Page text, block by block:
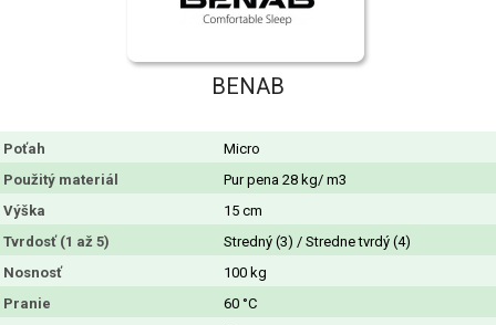
BENAB
Poťah
Micro
Použitý materiál
Pur pena 28 kg/ m3
Výška
15 cm
Tvrdosť (1 až 5)
Stredný (3) / Stredne tvrdý (4)
Nosnosť
100 kg
Pranie
60 °C